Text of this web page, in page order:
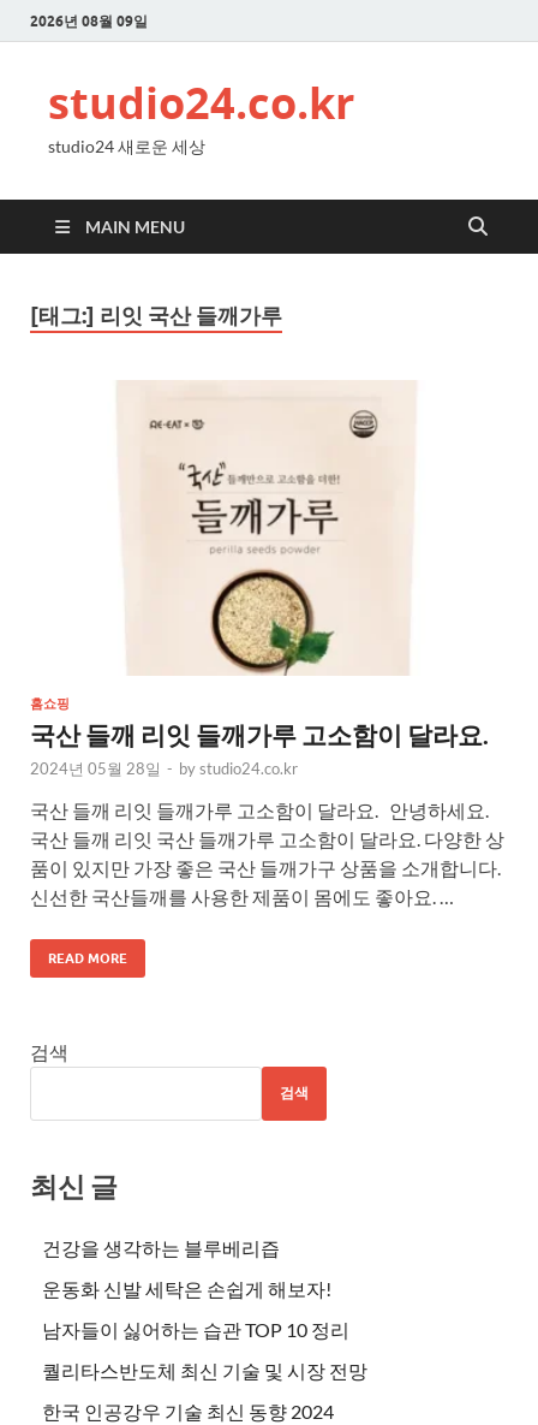
2026년 08월 09일
studio24.co.kr
studio24 새로운 세상
MAIN MENU
[태그:] 리잇 국산 들깨가루
홈쇼핑
국산 들깨 리잇 들깨가루 고소함이 달라요.
2024년 05월 28일 - bystudio24.co.kr
국산 들깨 리잇 들깨가루 고소함이 달라요. 안녕하세요.
국산 들깨 리잇 국산 들깨가루 고소함이 달라요. 다양한 상
품이 있지만 가장 좋은 국산 들깨가구 상품을 소개합니다.
신선한 국산들깨를 사용한 제품이 몸에도 좋아요. …
READ MORE
검색
검색
최신 글
건강을 생각하는 블루베리즙
운동화 신발 세탁은 손쉽게 해보자!
남자들이 싫어하는 습관 TOP 10 정리
퀄리타스반도체 최신 기술 및 시장 전망
한국 인공강우 기술 최신 동향 2024